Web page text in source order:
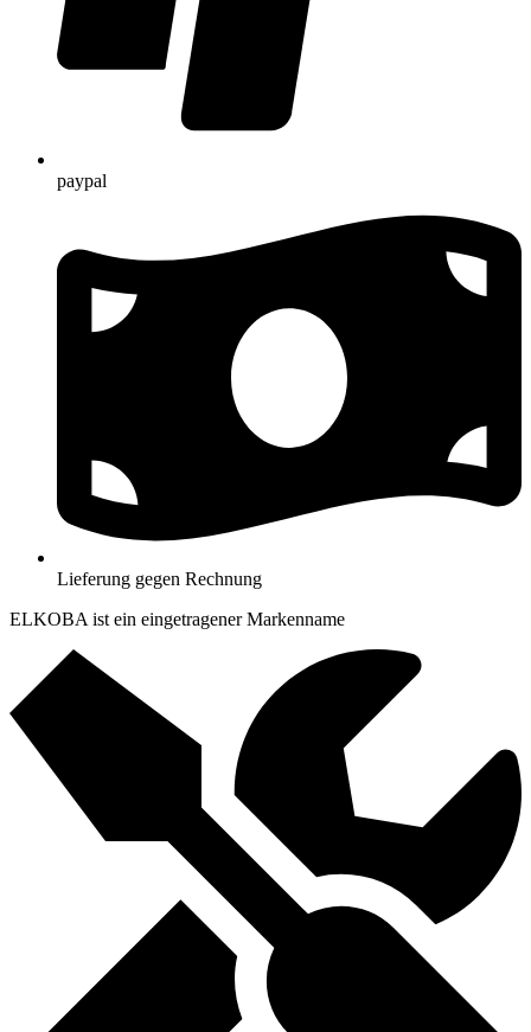
paypal
Lieferung gegen Rechnung
ELKOBA ist ein eingetragener Markenname